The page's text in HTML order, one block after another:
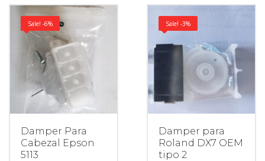
Sale! -6%
Damper Para
Cabezal Epson
5113
Sale! -3%
Damper para
Roland DX7 OEM
tipo 2